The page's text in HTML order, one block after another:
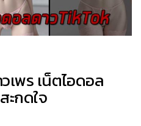
เพร เน็ตไอดอล
ะกดใจ